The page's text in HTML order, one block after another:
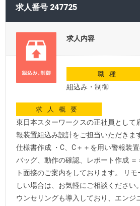
求人番号 247725
求人内容
職種
組込み・制御
求人概要
東日本スターワークスの正社員として
報装置組込み設計をご担当いただきま
仕様書作成 ・C、C＋＋を用い警報装
バッグ、動作の確認、レポート作成 ＝
ト面接のご案内をしております。 リ
しい場合は、お気軽にご相談ください
ウンセリングも導入しており、エンジ